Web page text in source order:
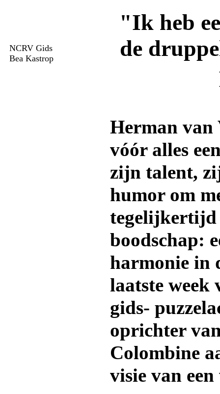
NCRV Gids
Bea Kastrop
"Ik heb
de
Herman van
vóór alles
zijn talent,
humor om
tegelijkertijd
boodschap:
harmonie in
laatste week
gids-
oprichter
Colombine
visie van